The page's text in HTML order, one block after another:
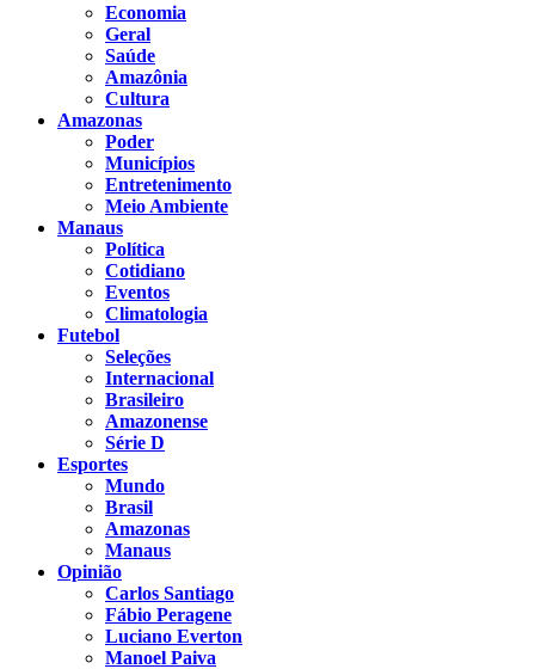
Economia
Geral
Saúde
Amazônia
Cultura
Amazonas
Poder
Municípios
Entretenimento
Meio Ambiente
Manaus
Política
Cotidiano
Eventos
Climatologia
Futebol
Seleções
Internacional
Brasileiro
Amazonense
Série D
Esportes
Mundo
Brasil
Amazonas
Manaus
Opinião
Carlos Santiago
Fábio Peragene
Luciano Everton
Manoel Paiva